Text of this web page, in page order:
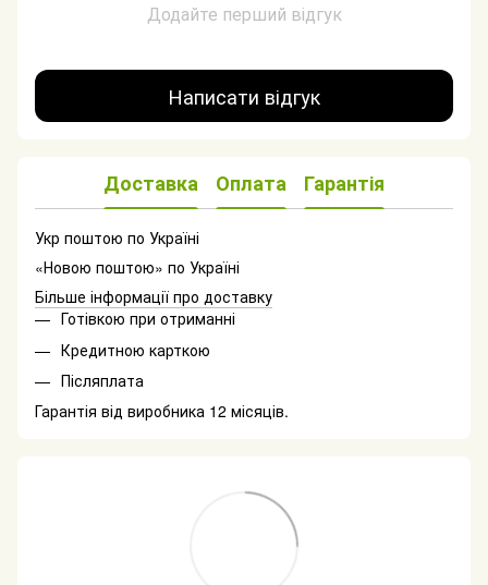
Додайте перший відгук
Написати відгук
Доставка Оплата Гарантія
Укр поштою по Україні
«Новою поштою» по Україні
Більше інформації про доставку
Готівкою при отриманні
Кредитною карткою
Післяплата
Гарантія від виробника 12 місяців.